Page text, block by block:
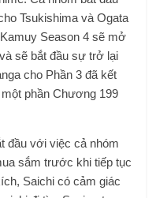
Tsukishima và Ogata
Season 4 sẽ mở
sẽ bắt đầu sự trở lại
cho Phần 3 đã kết
phần Chương 199
đầu với việc cả nhóm
sắm trước khi tiếp tục
Saichi có cảm giác